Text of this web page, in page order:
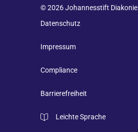
© 2026 Johannesstift Diakonie
Datenschutz
Impressum
Compliance
Barrierefreiheit
Leichte Sprache